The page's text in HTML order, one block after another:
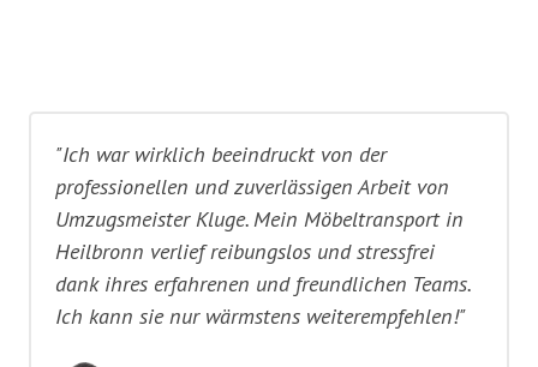
"Ich war wirklich beeindruckt von der
professionellen und zuverlässigen Arbeit von
Umzugsmeister Kluge. Mein Möbeltransport in
Heilbronn verlief reibungslos und stressfrei
dank ihres erfahrenen und freundlichen Teams.
Ich kann sie nur wärmstens weiterempfehlen!"